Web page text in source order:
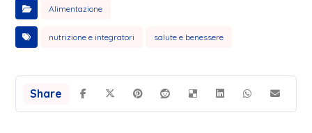
Alimentazione
nutrizione e integratori salute e benessere